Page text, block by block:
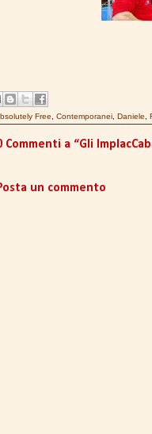
Free Contemporanei Daniele
Commenti a “Gli
un commento